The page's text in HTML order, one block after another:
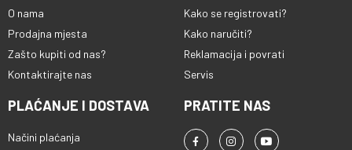
O nama
Prodajna mjesta
Zašto kupiti od nas?
Kontaktirajte nas
Kako se registrovati?
Kako naručiti?
Reklamacija i povrati
Servis
PLAĆANJE I DOSTAVA
Načini plaćanja
PRATITE NAS